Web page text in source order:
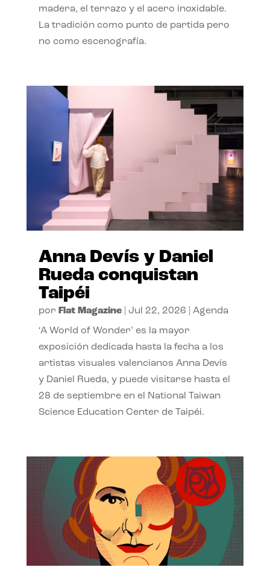
madera, el terrazo y el acero inoxidable.
La tradición como punto de partida pero
no como escenografía.
Anna Devís y Daniel
Rueda conquistan
Taipéi
por Flat Magazine| Jul 22, 2026 Agenda
‘A World of Wonder’ es la mayor
exposición dedicada hasta la fecha a los
artistas visuales valencianos Anna Devís
y Daniel Rueda, y puede visitarse hasta el
28 de septiembre en el National Taiwan
Science Education Center de Taipéi.